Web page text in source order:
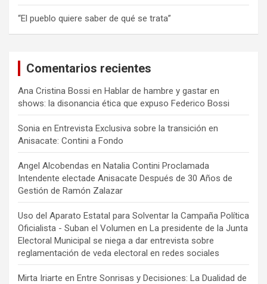
“El pueblo quiere saber de qué se trata”
Comentarios recientes
Ana Cristina Bossi en Hablar de hambre y gastar en
shows: la disonancia ética que expuso Federico Bossi
Sonia en Entrevista Exclusiva sobre la transición en
Anisacate: Contini a Fondo
Angel Alcobendas en Natalia Contini Proclamada
Intendente electade Anisacate Después de 30 Años de
Gestión de Ramón Zalazar
Uso del Aparato Estatal para Solventar la Campaña Política
Oficialista - Suban el Volumen en La presidente de la Junta
Electoral Municipal se niega a dar entrevista sobre
reglamentación de veda electoral en redes sociales
Mirta Iriarte en Entre Sonrisas y Decisiones: La Dualidad de